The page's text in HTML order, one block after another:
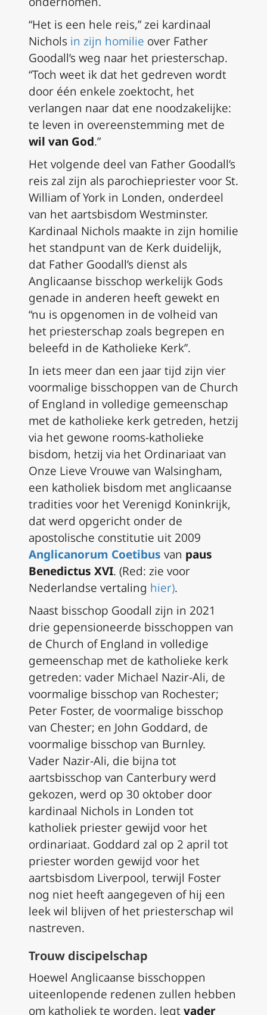
“Het is een hele reis,” zei kardinaal
Nichols in zijn homilie over Father
Goodall’s weg naar het priesterschap.
“Toch weet ik dat het gedreven wordt
door één enkele zoektocht, het
verlangen naar dat ene noodzakelijke:
te leven in overeenstemming met de
wil van God.”
Het volgende deel van Father Goodall’s
reis zal zijn als parochiepriester voor St.
William of York in Londen, onderdeel
van het aartsbisdom Westminster.
Kardinaal Nichols maakte in zijn homilie
het standpunt van de Kerk duidelijk,
dat Father Goodall’s dienst als
Anglicaanse bisschop werkelijk Gods
genade in anderen heeft gewekt en
“nu is opgenomen in de volheid van
het priesterschap zoals begrepen en
beleefd in de Katholieke Kerk”.
In iets meer dan een jaar tijd zijn vier
voormalige bisschoppen van de Church
of England in volledige gemeenschap
met de katholieke kerk getreden, hetzij
via het gewone rooms-katholieke
bisdom, hetzij via het Ordinariaat van
Onze Lieve Vrouwe van Walsingham,
een katholiek bisdom met anglicaanse
tradities voor het Verenigd Koninkrijk,
dat werd opgericht onder de
apostolische constitutie uit 2009
Anglicanorum Coetibus van paus
Benedictus XVI. (Red: zie voor
Nederlandse vertaling hier).
Naast bisschop Goodall zijn in 2021
drie gepensioneerde bisschoppen van
de Church of England in volledige
gemeenschap met de katholieke kerk
getreden: vader Michael Nazir-Ali, de
voormalige bisschop van Rochester;
Peter Foster, de voormalige bisschop
van Chester; en John Goddard, de
voormalige bisschop van Burnley.
Vader Nazir-Ali, die bijna tot
aartsbisschop van Canterbury werd
gekozen, werd op 30 oktober door
kardinaal Nichols in Londen tot
katholiek priester gewijd voor het
ordinariaat. Goddard zal op 2 april tot
priester worden gewijd voor het
aartsbisdom Liverpool, terwijl Foster
nog niet heeft aangegeven of hij een
leek wil blijven of het priesterschap wil
nastreven.
Trouw discipelschap
Hoewel Anglicaanse bisschoppen
uiteenlopende redenen zullen hebben
om katholiek te worden, legtvader